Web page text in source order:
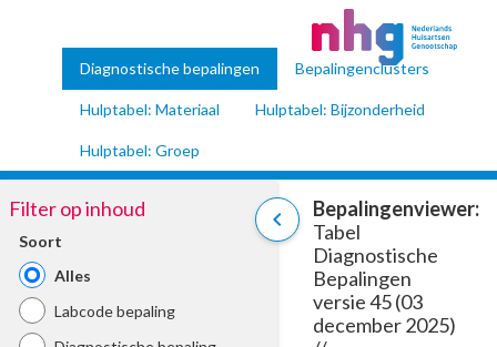
Diagnostische bepalingen Bepalingenclusters
Hulptabel: Materiaal Hulptabel: Bijzonderheid
Hulptabel: Groep
chevron_left
Filter op inhoud
Soort
Alles
Labcode bepaling
Bepalingenviewer:
Tabel
Diagnostische
Bepalingen
versie 45 (03
december 2025)